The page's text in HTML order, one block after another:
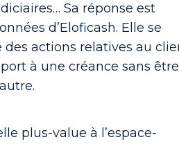
Sa réponse est
d’Eloficash. Elle se
actions relatives au
à une créance sans être
plus-value à l’espace-